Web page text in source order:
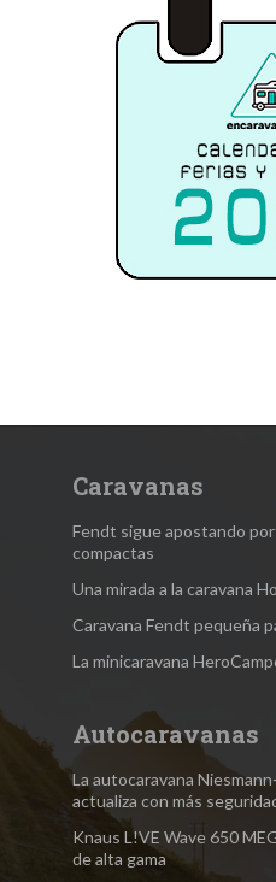
Caravanas
Fendt sigue apostando
compactas
Una mirada a la caravana
Caravana Fendt pequeña
La minicaravana
Autocaravanas
La autocaravana
actualiza con más
Knaus L!VE Wave 650
de alta gama